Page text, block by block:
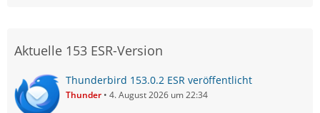
Aktuelle 153 ESR-Version
Thunderbird 153.0.2 ESR veröffentlicht
Thunder 4. August 2026 um 22:34